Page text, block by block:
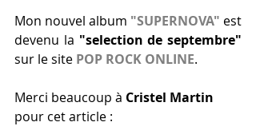
Mon nouvel album "SUPERNOVA" est
devenu la "selection de septembre"
sur le site POP ROCK ONLINE.
Merci beaucoup à Cristel Martin
pour cet article :